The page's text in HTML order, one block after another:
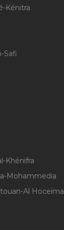
Kénitra
Safi
Khénifra
Mohammedia
Al Hoceïma